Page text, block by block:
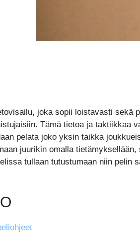
joka sopii loistavasti sekä
Tämä tietoa ja taktiikkaa
pelata joko yksin taikka
juurikin omalla
tullaan tutustumaan niin pelin